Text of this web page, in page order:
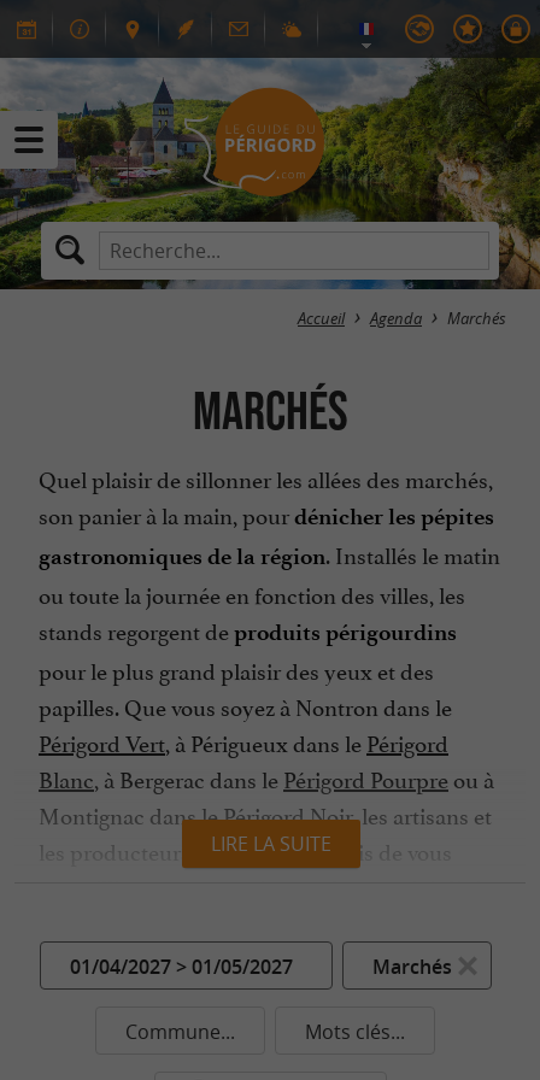
Accueil Agenda Marchés
Marchés
Quel plaisir de sillonner les allées des marchés,
son panier à la main, pourdénicher les pépites
gastronomiques de la région. Installés le matin
ou toute la journée en fonction des villes, les
stands regorgent deproduits périgourdins
pour le plus grand plaisir des yeux et des
papilles. Que vous soyez à Nontron dans le
Périgord Vert, à Périgueux dans lePérigord
Blanc, à Bergerac dans le Périgord Pourpre ou à
Montignac dans lePérigord Noir, les artisans et
les producteurs sont toujours ravis de vous
Bien sûr, lecanardreste la star locale, dégusté
en foie gras, en confit, en magret ou en
, ainsi que l’oie avec son foie gras fin et
LIRE LA SUITE
01/04/2027 > 01/05/2027 Marchés
Commune... Mots clés...